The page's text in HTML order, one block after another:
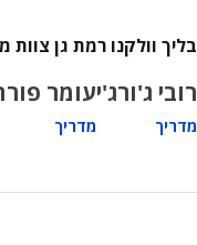
בליך וולקנו רמת גן צוות
רובי ג'ורג'י
מדריך
עומר
מדריך